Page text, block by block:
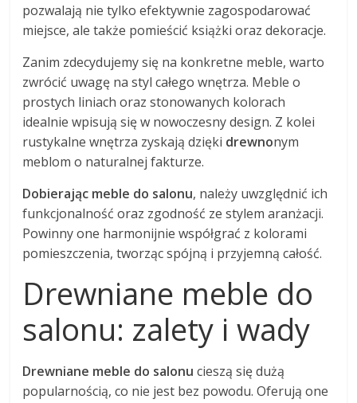
pozwalają nie tylko efektywnie zagospodarować
miejsce, ale także pomieścić książki oraz dekoracje.
Zanim zdecydujemy się na konkretne meble, warto
zwrócić uwagę na styl całego wnętrza. Meble o
prostych liniach oraz stonowanych kolorach
idealnie wpisują się w nowoczesny design. Z kolei
rustykalne wnętrza zyskają dzięki drewnonym
meblom o naturalnej fakturze.
Dobierając meble do salonu, należy uwzględnić ich
funkcjonalność oraz zgodność ze stylem aranżacji.
Powinny one harmonijnie współgrać z kolorami
pomieszczenia, tworząc spójną i przyjemną całość.
Drewniane meble do
salonu: zalety i wady
Drewniane meble do salonu cieszą się dużą
popularnością, co nie jest bez powodu. Oferują one